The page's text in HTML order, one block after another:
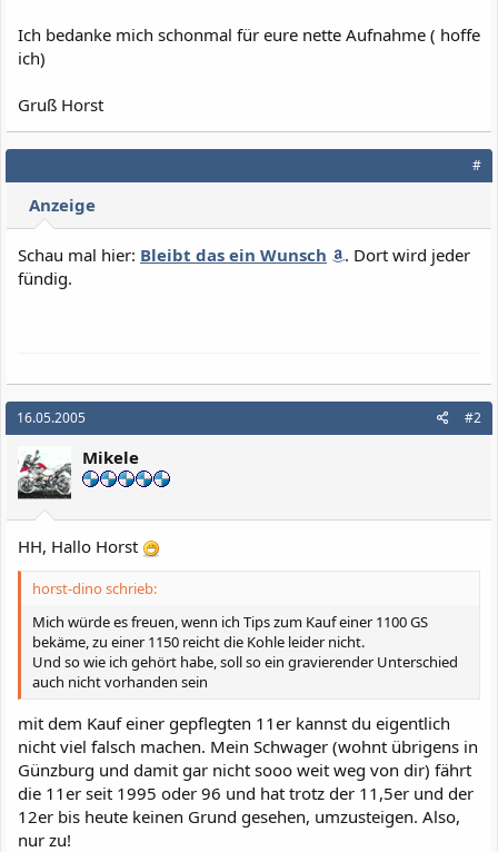
Ich bedanke mich schonmal für eure nette Aufnahme ( hoffe
ich)
Gruß Horst
#
Anzeige
Schau mal hier: Bleibt das ein Wunsch
. Dort wird jeder
fündig.
16.05.2005 #2
Mikele
HH, Hallo Horst
horst-dino schrieb:
Mich würde es freuen, wenn ich Tips zum Kauf einer 1100 GS
bekäme, zu einer 1150 reicht die Kohle leider nicht.
Und so wie ich gehört habe, soll so ein gravierender Unterschied
auch nicht vorhanden sein
mit dem Kauf einer gepflegten 11er kannst du eigentlich
nicht viel falsch machen. Mein Schwager (wohnt übrigens in
Günzburg und damit gar nicht sooo weit weg von dir) fährt
die 11er seit 1995 oder 96 und hat trotz der 11,5er und der
12er bis heute keinen Grund gesehen, umzusteigen. Also,
nur zu!